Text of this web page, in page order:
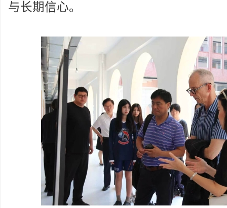
与长期信心。